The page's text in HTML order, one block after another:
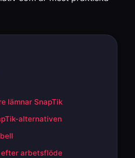
lämnar SnapTik
alternativen
efter arbetsflöde